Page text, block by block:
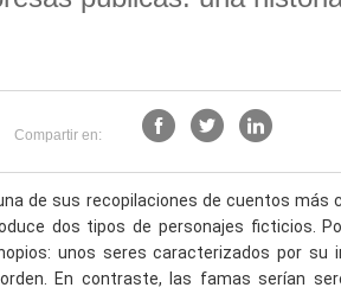
Compartir en:
de sus recopilaciones de cuentos más
dos tipos de personajes ficticios.
unos seres caracterizados por su
En contraste, las famas serían